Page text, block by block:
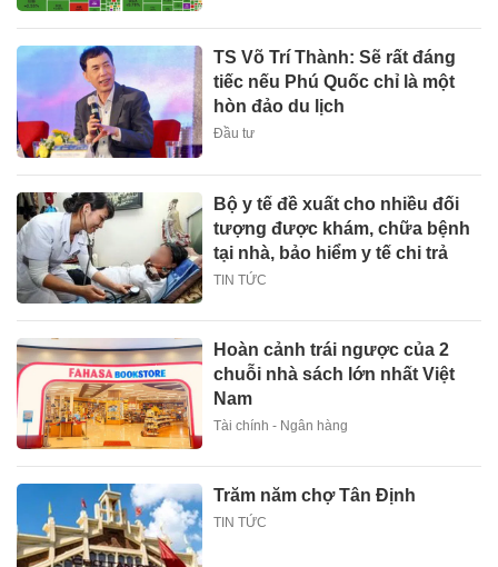
TS Võ Trí Thành: Sẽ rất đáng
tiếc nếu Phú Quốc chỉ là một
hòn đảo du lịch
Đầu tư
Bộ y tế đề xuất cho nhiều đối
tượng được khám, chữa bệnh
tại nhà, bảo hiểm y tế chi trả
TIN TỨC
Hoàn cảnh trái ngược của 2
chuỗi nhà sách lớn nhất Việt
Nam
Tài chính - Ngân hàng
Trăm năm chợ Tân Định
TIN TỨC